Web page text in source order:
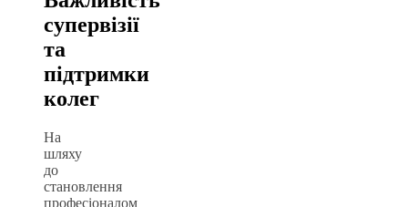
супервізії
та
підтримки
колег
На
шляху
до
становлення
професіоналом